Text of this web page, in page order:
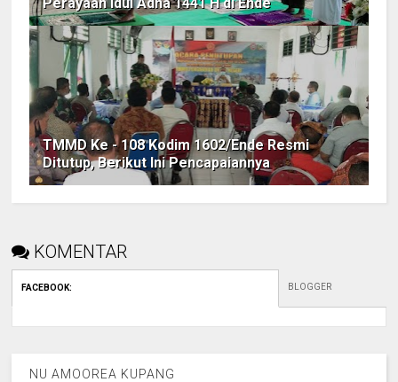
TMMD Ke - 108 Kodim 1602/Ende Resmi
Ditutup, Berikut Ini Pencapaiannya
KOMENTAR
FACEBOOK: BLOGGER
NU AMOOREA KUPANG